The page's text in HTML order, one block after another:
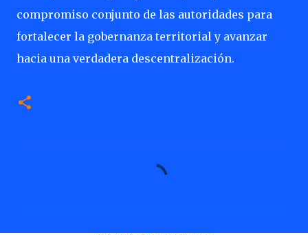
compromiso conjunto de las autoridades para
fortalecer la gobernanza territorial y avanzar
hacia una verdadera descentralización.